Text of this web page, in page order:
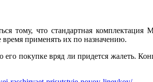
тому, что стандартная
время применять их по назначению.
покупке вряд ли придется жалеть.